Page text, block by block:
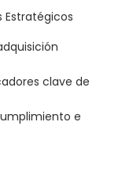
Estratégicos
clave de
e